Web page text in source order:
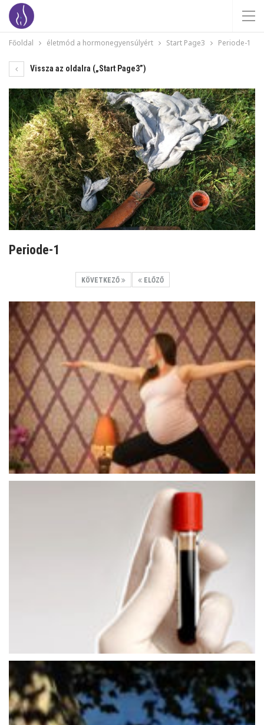
Főoldal életmód a hormonegyensúlyért Start Page3 Periode-1
Vissza az oldalra („Start Page3”)
Periode-1
KÖVETKEZŐ ELŐZŐ